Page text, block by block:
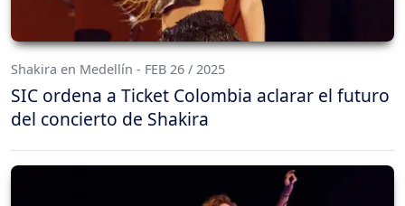
Shakira en Medellín - FEB 26 / 2025
SIC ordena a Ticket Colombia aclarar el futuro
del concierto de Shakira